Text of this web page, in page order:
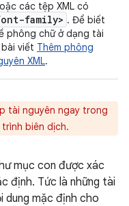
các tệp XML có
family> . Để biết
phông chữ ở dạng tài
viết Thêm phông
XML.
tài nguyên ngay trong
trình biên dịch.
mục con được xác
định. Tức là những tài
dung mặc định cho